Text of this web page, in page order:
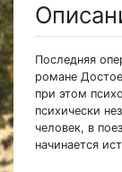
Последняя
романе
при этом
психически
человек, в
начинается